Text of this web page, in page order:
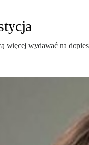
więcej wydawać na